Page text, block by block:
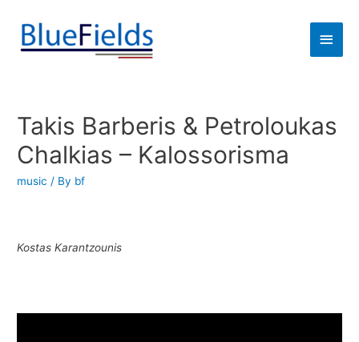
Takis Barberis & Petroloukas
Chalkias – Kalossorisma
music / By bf
Kostas Karantzounis